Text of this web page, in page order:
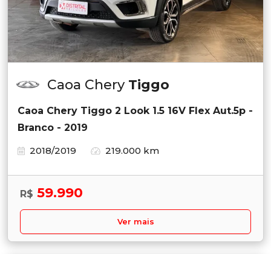
Caoa Chery Tiggo
Caoa Chery Tiggo 2 Look 1.5 16V Flex Aut.5p -
Branco - 2019
2018/2019
219.000 km
R$ 59.990
Ver mais